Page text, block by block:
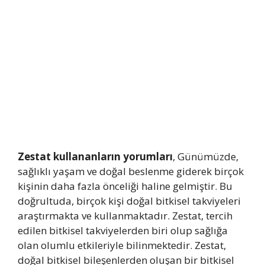
Zestat kullananların yorumları, Günümüzde,
sağlıklı yaşam ve doğal beslenme giderek birçok
kişinin daha fazla önceliği haline gelmiştir. Bu
doğrultuda, birçok kişi doğal bitkisel takviyeleri
araştırmakta ve kullanmaktadır. Zestat, tercih
edilen bitkisel takviyelerden biri olup sağlığa
olan olumlu etkileriyle bilinmektedir. Zestat,
doğal bitkisel bileşenlerden oluşan bir bitkisel